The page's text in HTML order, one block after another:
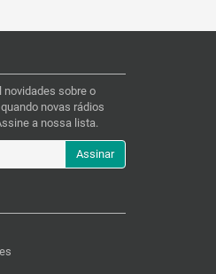
novidades sobre o
novas rádios
a nossa lista.
Assinar